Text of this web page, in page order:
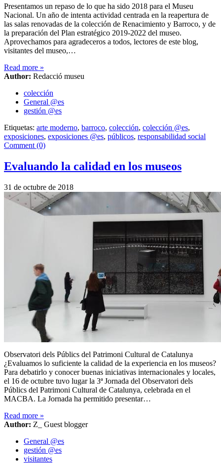
Presentamos un repaso de lo que ha sido 2018 para el Museu
Nacional. Un año de intenta actividad centrada en la reapertura de
las salas renovadas de la colección de Renacimiento y Barroco, y de
la preparación del Plan estratégico 2019-2022 del museo.
Aprovechamos para agradeceros a todos, lectores de este blog,
visitantes del museo,…
Read more »
Author: Redacció museu
colección
General @es
gestión @es
Etiquetas: arte moderno, barroco, colección, colección @es,
exposiciones, exposiciones @es, públicos, responsabilidad social
Comment (0)
Evaluando la calidad en los museos
31 de octubre de 2018
Observatori dels Públics del Patrimoni Cultural de Catalunya
¿Evaluamos lo suficiente la calidad de la experiencia en los museos?
Para debatirlo y conocer buenas iniciativas internacionales y locales,
el 16 de octubre tuvo lugar la 3ª Jornada del Observatori dels
Públics del Patrimoni Cultural de Catalunya, celebrada en el
MACBA. La Jornada ha permitido presentar…
Read more »
Author: Z_ Guest blogger
General @es
gestión @es
visitantes